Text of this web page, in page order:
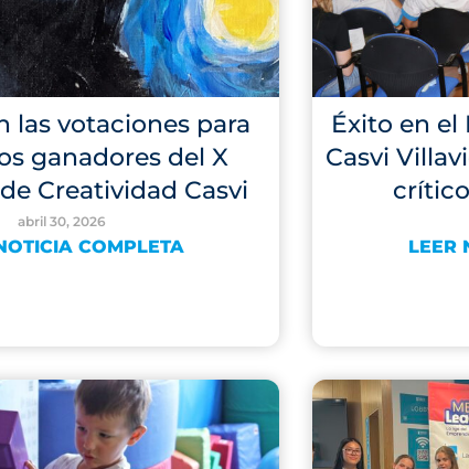
las votaciones para
ganadores del X
Creatividad Casvi
abril 30, 2026
COMPLETA
Éxito en el
Casvi
LEER